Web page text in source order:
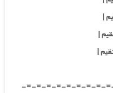
-=-=-=-=-=-=-=-=-